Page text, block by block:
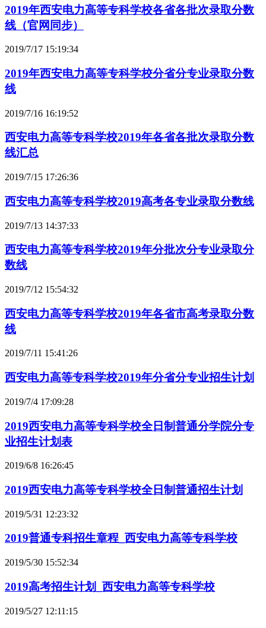
2019年西安电力高等专科学校各省各批次录取分数
线（官网同步）
2019/7/17 15:19:34
2019年西安电力高等专科学校分省分专业录取分数
线
2019/7/16 16:19:52
西安电力高等专科学校2019年各省各批次录取分数
线汇总
2019/7/15 17:26:36
西安电力高等专科学校2019高考各专业录取分数线
2019/7/13 14:37:33
西安电力高等专科学校2019年分批次分专业录取分
数线
2019/7/12 15:54:32
西安电力高等专科学校2019年各省市高考录取分数
线
2019/7/11 15:41:26
西安电力高等专科学校2019年分省分专业招生计划
2019/7/4 17:09:28
2019西安电力高等专科学校全日制普通分学院分专
业招生计划表
2019/6/8 16:26:45
2019西安电力高等专科学校全日制普通招生计划
2019/5/31 12:23:32
2019普通专科招生章程_西安电力高等专科学校
2019/5/30 15:52:34
2019高考招生计划_西安电力高等专科学校
2019/5/27 12:11:15